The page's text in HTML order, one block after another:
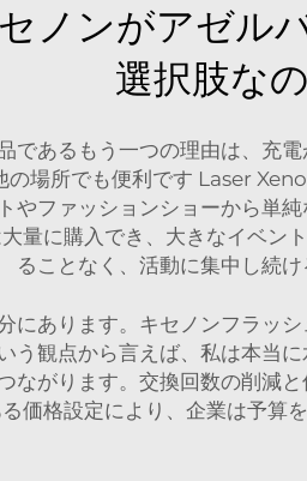
ノンがアゼル
選択肢な
であるもう一つの理由は、充
の場所でも便利です Laser
やファッションショーから単
量に購入でき、大きなイベ
ることなく、活動に集中し続け
にあります。キセノンフラッ
う観点から言えば、私は本当
ながります。交換回数の削減
価格設定により、企業は予算